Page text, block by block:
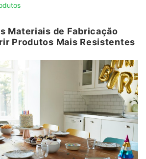
Materiais de Fabricação
Produtos Mais Resistentes